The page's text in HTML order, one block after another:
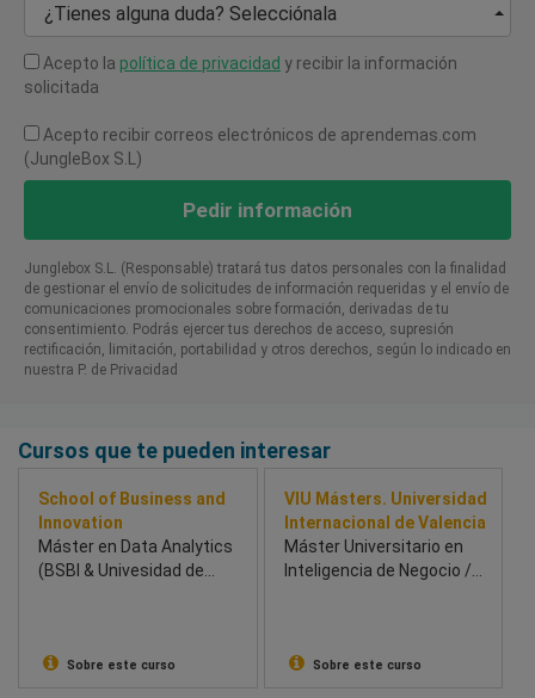
¿Tienes alguna duda? Selecciónala
Acepto la política de privacidad y recibir la información
solicitada
Acepto recibir correos electrónicos de aprendemas.com
(JungleBox S.L)
Pedir información
Junglebox S.L. (Responsable) tratará tus datos personales con la finalidad
de gestionar el envío de solicitudes de información requeridas y el envío de
comunicaciones promocionales sobre formación, derivadas de tu
consentimiento. Podrás ejercer tus derechos de acceso, supresión
rectificación, limitación, portabilidad y otros derechos, según lo indicado en
nuestra P. de Privacidad​
Cursos que te pueden interesar
School of Business and
Innovation
Máster en Data Analytics
(BSBI & Univesidad de
Sobre este curso
VIU Másters. Universidad
Internacional de Valencia
Máster Universitario en
Inteligencia de Negocio /
Sobre este curso